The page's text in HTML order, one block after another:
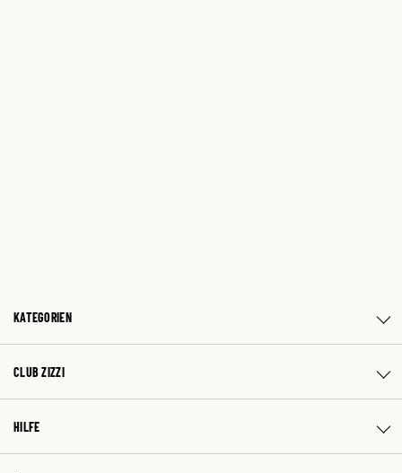
KATEGORIEN
CLUB ZIZZI
HILFE